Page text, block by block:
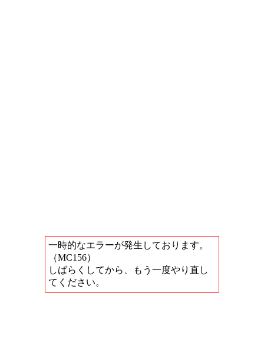
一時的なエラーが発生しております。
（MC156）
しばらくしてから、もう一度やり直し
てください。